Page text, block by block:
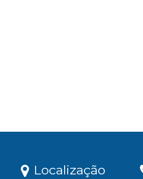
Localização